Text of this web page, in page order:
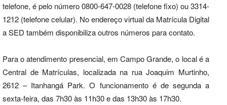
telefone, é pelo número 0800-647-0028 (telefone fixo) ou 3314-
1212 (telefone celular). No endereço virtual da Matrícula Digital
a SED também disponibiliza outros números para contato.
Para o atendimento presencial, em Campo Grande, o local é a
Central de Matrículas, localizada na rua Joaquim Murtinho,
2612 – Itanhangá Park. O funcionamento é de segunda a
sexta-feira, das 7h30 às 11h30 e das 13h30 às 17h30.